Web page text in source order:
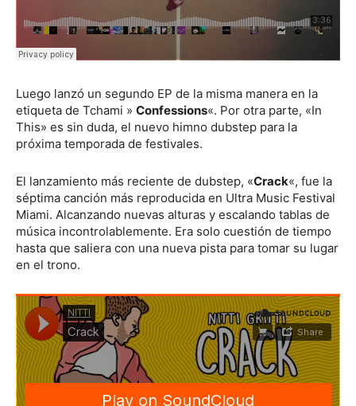
Luego lanzó un segundo EP de la misma manera en la
etiqueta de Tchami » Confessions«. Por otra parte, «In
This» es sin duda, el nuevo himno dubstep para la
próxima temporada de festivales.
El lanzamiento más reciente de dubstep, «Crack«, fue la
séptima canción más reproducida en Ultra Music Festival
Miami. Alcanzando nuevas alturas y escalando tablas de
música incontrolablemente. Era solo cuestión de tiempo
hasta que saliera con una nueva pista para tomar su lugar
en el trono.